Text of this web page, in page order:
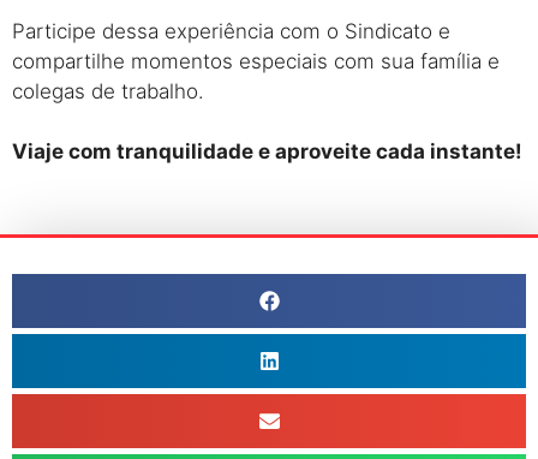
Participe dessa experiência com o Sindicato e
compartilhe momentos especiais com sua família e
colegas de trabalho.
Viaje com tranquilidade e aproveite cada instante!